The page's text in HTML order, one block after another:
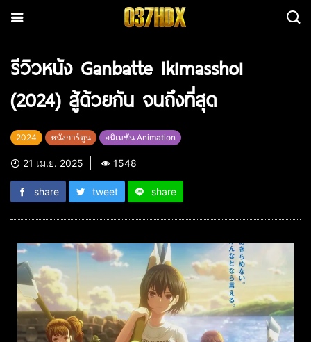
รีวิวหนัง Ganbatte Ikimasshoi
(2024) สู้ด้วยกัน จนถึงที่สุด
2024 หนังการ์ตูน อนิเมชั่น Animation
21 เม.ย. 2025 1548
share tweet share